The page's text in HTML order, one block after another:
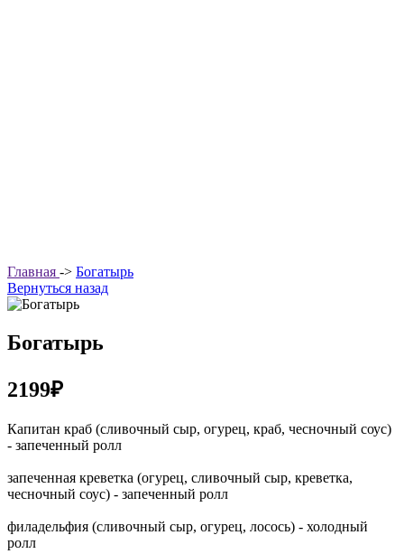
Главная -> Богатырь
Вернуться назад
Богатырь
2199₽
Капитан краб (сливочный сыр, огурец, краб, чесночный соус)
- запеченный ролл
запеченная креветка (огурец, сливочный сыр, креветка,
чесночный соус) - запеченный ролл
филадельфия (сливочный сыр, огурец, лосось) - холодный
ролл